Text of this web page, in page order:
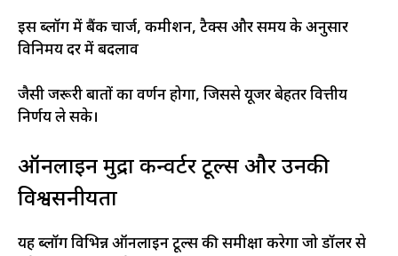
इस ब्लॉग में बैंक चार्ज, कमीशन, टैक्स और समय के अनुसार
विनिमय दर में बदलाव
जैसी जरूरी बातों का वर्णन होगा, जिससे यूजर बेहतर वित्तीय
निर्णय ले सके।
ऑनलाइन मुद्रा कन्वर्टर टूल्स और उनकी
विश्वसनीयता
यह ब्लॉग विभिन्न ऑनलाइन टूल्स की समीक्षा करेगा जो डॉलर से